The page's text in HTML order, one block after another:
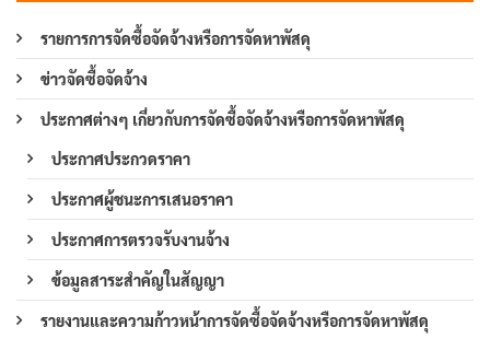
รายการการจัดซื้อจัดจ้างหรือการจัดหาพัสดุ
ข่าวจัดซื้อจัดจ้าง
ประกาศต่างๆ เกี่ยวกับการจัดซื้อจัดจ้างหรือการจัดหาพัสดุ
ประกาศประกวดราคา
ประกาศผู้ชนะการเสนอราคา
ประกาศการตรวจรับงานจ้าง
ข้อมูลสาระสำคัญในสัญญา
รายงานและความก้าวหน้าการจัดซื้อจัดจ้างหรือการจัดหาพัสดุ